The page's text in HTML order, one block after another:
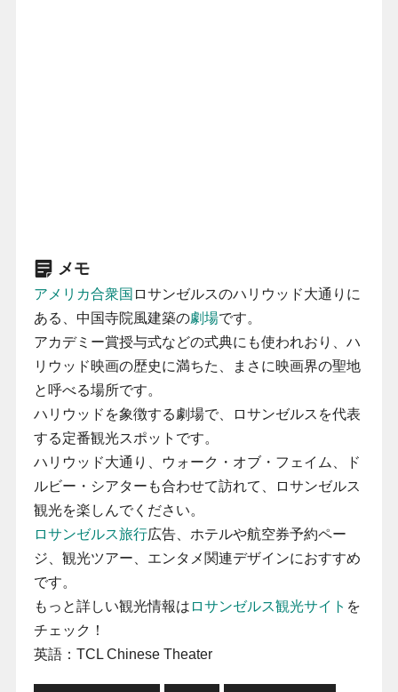
メモ
アメリカ合衆国 ロサンゼルスのハリウッド大通りに
ある、中国寺院風建築の劇場です。
アカデミー賞授与式などの式典にも使われおり、ハ
リウッド映画の歴史に満ちた、まさに映画界の聖地
と呼べる場所です。
ハリウッドを象徴する劇場で、ロサンゼルスを代表
する定番観光スポットです。
ハリウッド大通り、ウォーク・オブ・フェイム、ド
ルビー・シアターも合わせて訪れて、ロサンゼルス
観光を楽しんでください。
ロサンゼルス旅行広告、ホテルや航空券予約ペー
ジ、観光ツアー、エンタメ関連デザインにおすすめ
です。
もっと詳しい観光情報は ロサンゼルス観光サイト を
チェック！
英語：TCL Chinese Theater